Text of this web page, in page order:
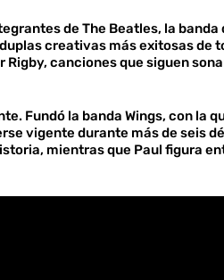
de The Beatles, la
creativas más exitosas de
Rigby, canciones que siguen
Fundó la banda Wings, con la
vigente durante más de seis
mientras que Paul figura